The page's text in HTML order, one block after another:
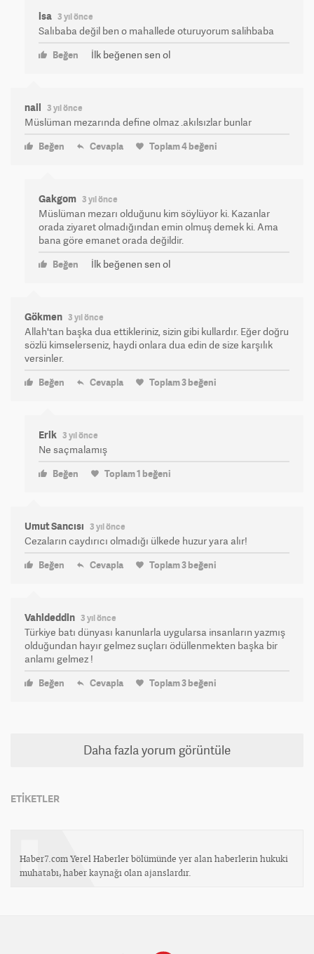
isa 3 yıl önce
Salıbaba değil ben o mahallede oturuyorum salihbaba
Beğen İlk beğenen sen ol
nail 3 yıl önce
Müslüman mezarında define olmaz .akılsızlar bunlar
Beğen Cevapla Toplam4beğeni
Gakgom 3 yıl önce
Müslüman mezarı olduğunu kim söylüyor ki. Kazanlar
orada ziyaret olmadığından emin olmuş demek ki. Ama
bana göre emanet orada değildir.
Beğen İlk beğenen sen ol
Gökmen 3 yıl önce
Allah'tan başka dua ettikleriniz, sizin gibi kullardır. Eğer doğru
sözlü kimselerseniz, haydi onlara dua edin de size karşılık
versinler.
Beğen Cevapla Toplam3beğeni
Erik 3 yıl önce
Ne saçmalamış
Beğen Toplam1 beğeni
Umut Sancısı 3 yıl önce
Cezaların caydırıcı olmadığı ülkede huzur yara alır!
Beğen Cevapla Toplam3beğeni
Vahideddin 3 yıl önce
Türkiye batı dünyası kanunlarla uygularsa insanların yazmış
olduğundan hayır gelmez suçları ödüllenmekten başka bir
anlamı gelmez !
Beğen Cevapla Toplam3beğeni
Daha fazla yorum görüntüle
ETİKETLER
Haber7.com Yerel Haberler bölümünde yer alan haberlerin hukuki
muhatabı, haber kaynağı olan ajanslardır.